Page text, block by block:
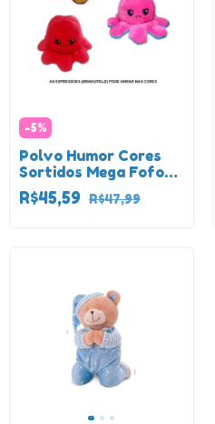
-5%
Polvo Humor Cores
Sortidos Mega Fofo
Pequeno
R$45,59 R$47,99